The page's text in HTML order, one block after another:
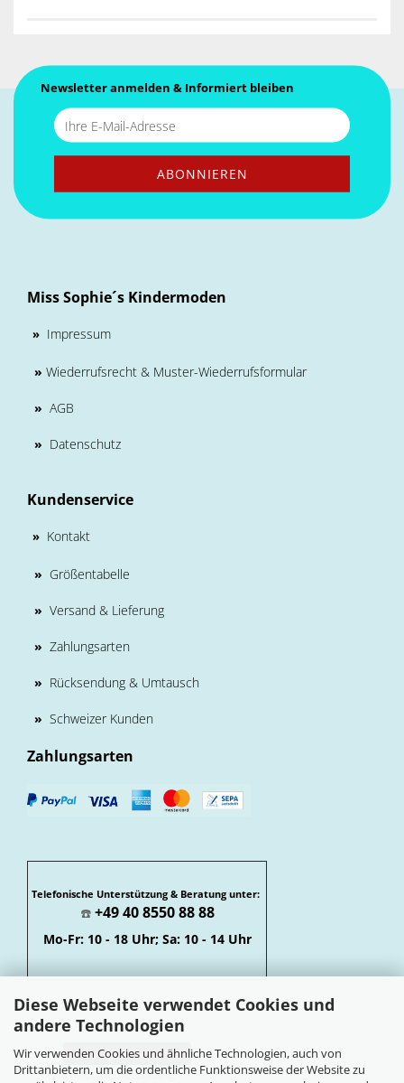
Diese Webseite verwendet Cookies und
andere Technologien
Wir verwenden Cookies und ähnliche Technologien, auch von
Drittanbietern, um die ordentliche Funktionsweise der Website zu
Newsletter anmelden & Informiert bleiben
Miss Sophie´s Kindermoden
» Impressum
» Wiederrufsrecht & Muster-Wiederrufsformular
» AGB
» Datenschutz
Kundenservice
» Kontakt
» Größentabelle
» Versand & Lieferung
» Zahlungsarten
» Rücksendung & Umtausch
» Schweizer Kunden
Zahlungsarten
Telefonische Unterstützung & Beratung unter:
☎️ +49 40 8550 88 88
Mo-Fr: 10 - 18 Uhr; Sa: 10 - 14 Uhr
Vertrag widerrufen
Widerrufsbelehrung